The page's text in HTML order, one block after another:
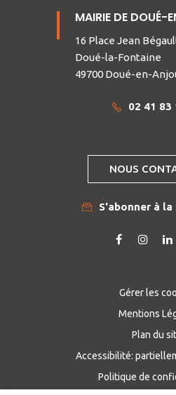
MAIRIE DE DOUÉ-
16 Place Jean
Doué-la-Fontaine
49700 Doué-en-
02 41 83
NOUS
S'abonner à
Lien
compte
Facebook
Lien
compte
Lien
Gérer les
Mentions
Plan du
Accessibilité:
Politique de